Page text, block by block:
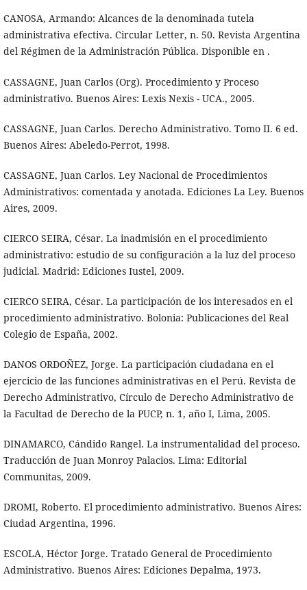
CANOSA, Armando: Alcances de la denominada tutela
administrativa efectiva. Circular Letter, n. 50. Revista Argentina
del Régimen de la Administración Pública. Disponible en .
CASSAGNE, Juan Carlos (Org). Procedimiento y Proceso
administrativo. Buenos Aires: Lexis Nexis - UCA., 2005.
CASSAGNE, Juan Carlos. Derecho Administrativo. Tomo II. 6 ed.
Buenos Aires: Abeledo-Perrot, 1998.
CASSAGNE, Juan Carlos. Ley Nacional de Procedimientos
Administrativos: comentada y anotada. Ediciones La Ley. Buenos
Aires, 2009.
CIERCO SEIRA, César. La inadmisión en el procedimiento
administrativo: estudio de su configuración a la luz del proceso
judicial. Madrid: Ediciones Iustel, 2009.
CIERCO SEIRA, César. La participación de los interesados en el
procedimiento administrativo. Bolonia: Publicaciones del Real
Colegio de España, 2002.
DANOS ORDOÑEZ, Jorge. La participación ciudadana en el
ejercicio de las funciones administrativas en el Perú. Revista de
Derecho Administrativo, Círculo de Derecho Administrativo de
la Facultad de Derecho de la PUCP, n. 1, año I, Lima, 2005.
DINAMARCO, Cándido Rangel. La instrumentalidad del proceso.
Traducción de Juan Monroy Palacios. Lima: Editorial
Communitas, 2009.
DROMI, Roberto. El procedimiento administrativo. Buenos Aires:
Ciudad Argentina, 1996.
ESCOLA, Héctor Jorge. Tratado General de Procedimiento
Administrativo. Buenos Aires: Ediciones Depalma, 1973.